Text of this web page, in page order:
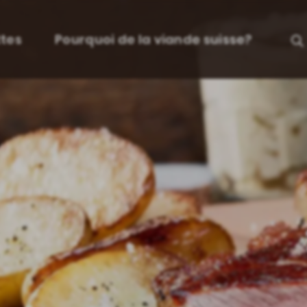
Pourquoi de la viande suisse?